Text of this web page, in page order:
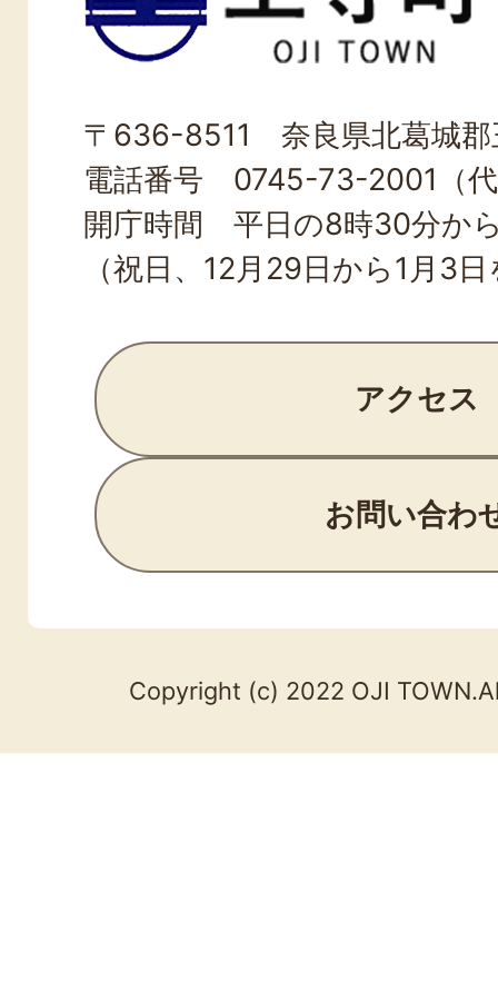
寺
町
TOWN
〒636-8511 奈良県北葛城郡
電話番号 0745-73-2001（
開庁時間 平日の8時30分か
（祝日、12月29日から1月3
アクセス
お問い合わ
Copyright (c) 2022 OJI